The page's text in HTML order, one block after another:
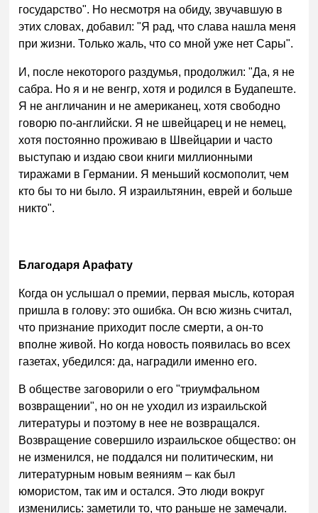
государство". Но несмотря на обиду, звучавшую в
этих словах, добавил: "Я рад, что слава нашла меня
при жизни. Только жаль, что со мной уже нет Сары".
И, после некоторого раздумья, продолжил: "Да, я не
сабра. Но я и не венгр, хотя и родился в Будапеште.
Я не англичанин и не американец, хотя свободно
говорю по-английски. Я не швейцарец и не немец,
хотя постоянно проживаю в Швейцарии и часто
выступаю и издаю свои книги миллионными
тиражами в Германии. Я меньший космополит, чем
кто бы то ни было. Я израильтянин, еврей и больше
никто".
Благодаря Арафату
Когда он услышал о премии, первая мысль, которая
пришла в голову: это ошибка. Он всю жизнь считал,
что признание приходит после смерти, а он-то
вполне живой. Но когда новость появилась во всех
газетах, убедился: да, наградили именно его.
В обществе заговорили о его "триумфальном
возвращении", но он не уходил из израильской
литературы и поэтому в нее не возвращался.
Возвращение совершило израильское общество: он
не изменился, не поддался ни политическим, ни
литературным новым веяниям – как был
юмористом, так им и остался. Это люди вокруг
изменились: заметили то, что раньше не замечали.